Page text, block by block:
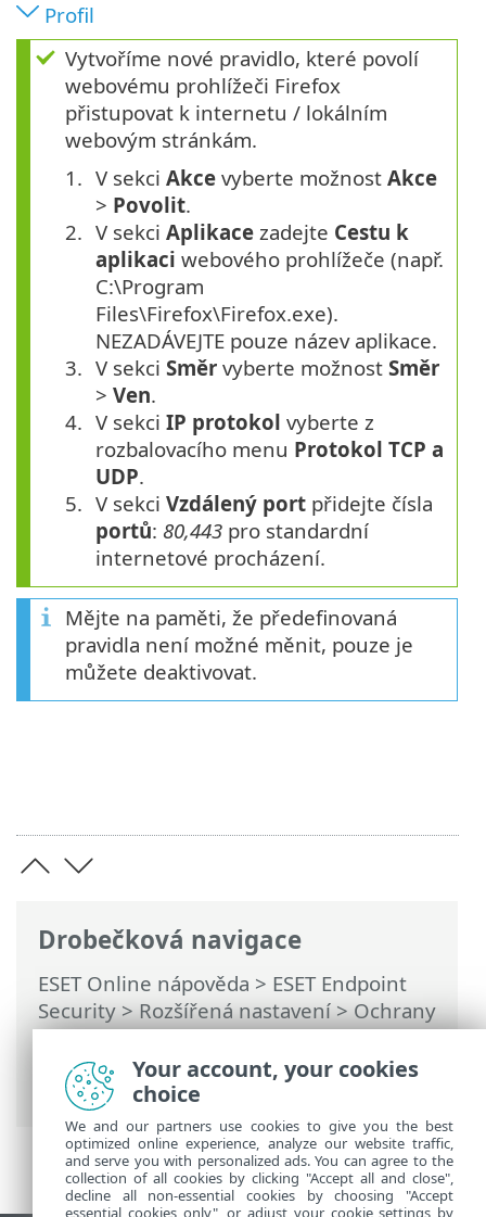
Drobečková navigace
ESET Online nápověda > ESET Endpoint
Security>Rozšířená nastavení>Ochrany
>Ochrana síťového připojení>Firewall>
Pravidla firewallu> Přidání a úprava
pravidel firewallu
Profil
Vytvoříme nové pravidlo, které povolí
webovému prohlížeči Firefox
přistupovat k internetu / lokálním
webovým stránkám.
V sekci Akce vyberte možnost Akce
> Povolit.
V sekci Aplikace zadejte Cestu k
aplikaci webového prohlížeče (např.
C:\Program
Files\Firefox\Firefox.exe).
NEZADÁVEJTE pouze název aplikace.
V sekci Směr vyberte možnost Směr
> Ven.
V sekci IP protokol vyberte z
rozbalovacího menu Protokol TCP a
UDP.
V sekci Vzdálený port přidejte čísla
portů: 80,443 pro standardní
internetové procházení.
Mějte na paměti, že předefinovaná
pravidla není možné měnit, pouze je
můžete deaktivovat.
Your account, your cookies
choice
We and our partners use cookies to give you the best
optimized online experience, analyze our website traffic,
and serve you with personalized ads. You can agree to the
collection of all cookies by clicking "Accept all and close",
decline all non-essential cookies by choosing "Accept
essential cookies only", or adjust your cookie settings by